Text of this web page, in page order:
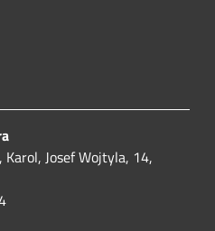
Karol, Josef Wojtyla, 14,